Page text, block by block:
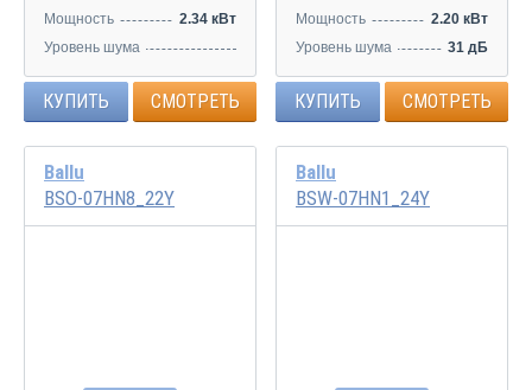
Мощность
2.34 кВт
Уровень шума
КУПИТЬ СМОТРЕТЬ
Мощность
2.20 кВт
Уровень шума
31 дБ
КУПИТЬ СМОТРЕТЬ
Ballu
BSO-07HN8_22Y
Ballu
BSW-07HN1_24Y